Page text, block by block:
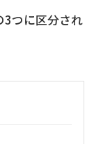
3つに区分され